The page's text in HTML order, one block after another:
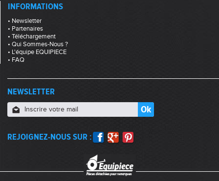
INFORMATIONS
• Newsletter
• Partenaires
• Téléchargement
• Qui Sommes-Nous ?
• L'équipe EQUIPIECE
• FAQ
NEWSLETTER
REJOIGNEZ-NOUS SUR :